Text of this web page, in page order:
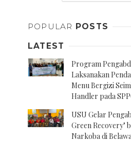
POPULAR POSTS
LATEST
Program
Laksanakan
Menu Bergizi
Handler pada
USU Gelar
Green Recovery"
Narkoba di